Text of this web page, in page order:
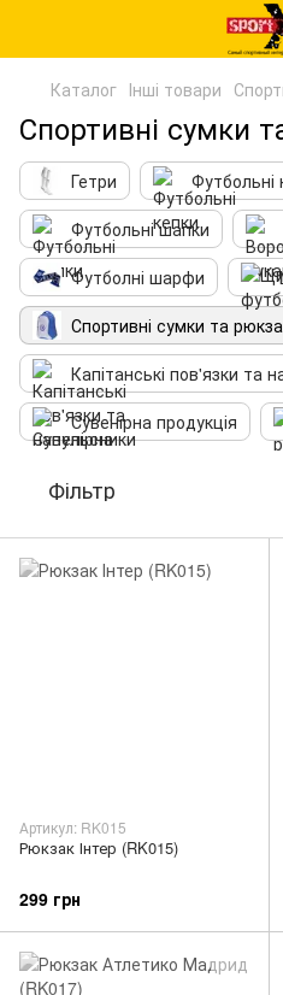
Каталог Інші товари
Спортивні сумки
Гетри
Футбольні
Футбольні шапки
Футболні шарфи
Спортивні сумки та
Капітанські пов'язки та
Сувенірна продукція
Фільтр
Артикул: RK015
Рюкзак Інтер (RK015)
299 грн